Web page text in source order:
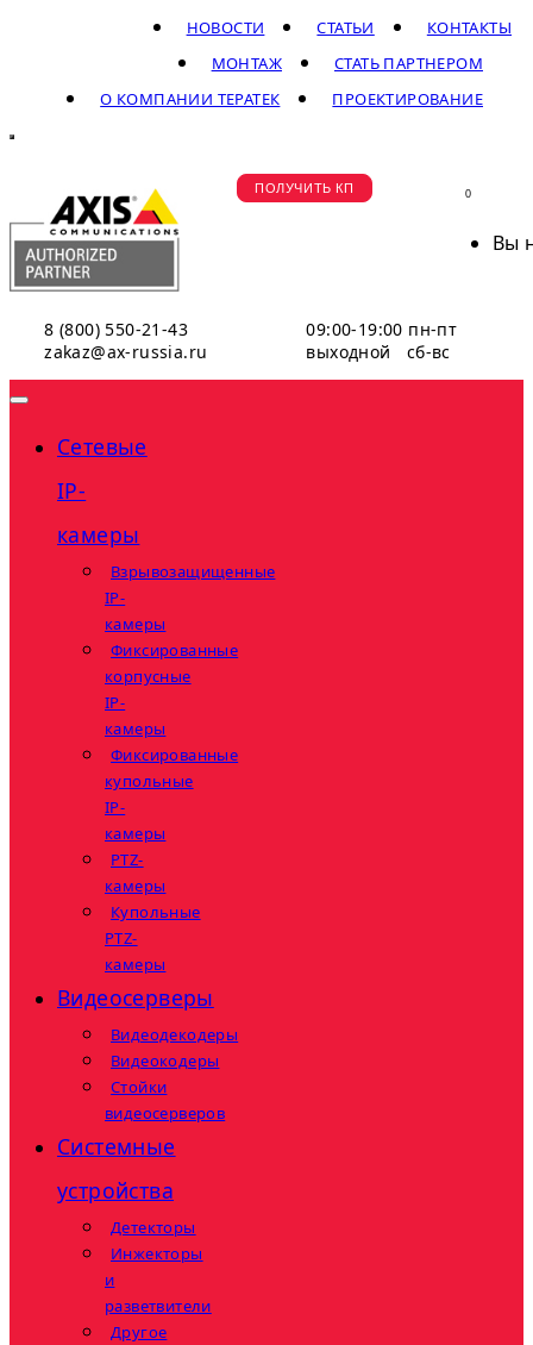
КОНТАКТЫ
СТАТЬИ
НОВОСТИ
СТАТЬ ПАРТНЕРОМ
МОНТАЖ
ПРОЕКТИРОВАНИЕ
О КОМПАНИИ ТЕРАТЕК
8 (800) 550-21-43
zakaz@ax-russia.ru
09:00-19:00 пн-пт
выходной сб-вс
ПОЛУЧИТЬ КП 0
Вы
Сетевые
IP-
камеры
Взрывозащищенные
IP-
камеры
Фиксированные
корпусные
IP-
камеры
Фиксированные
купольные
IP-
камеры
PTZ-
камеры
Купольные
PTZ-
камеры
Видеосерверы
Видеодекодеры
Видеокодеры
Стойки
видеосерверов
Системные
устройства
Детекторы
Инжекторы
и
разветвители
Другое